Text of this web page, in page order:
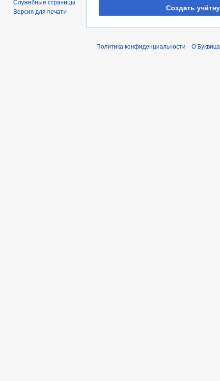
Создать
Служебные страницы
Версия для печати
Политика конфиденциальности О Буквица